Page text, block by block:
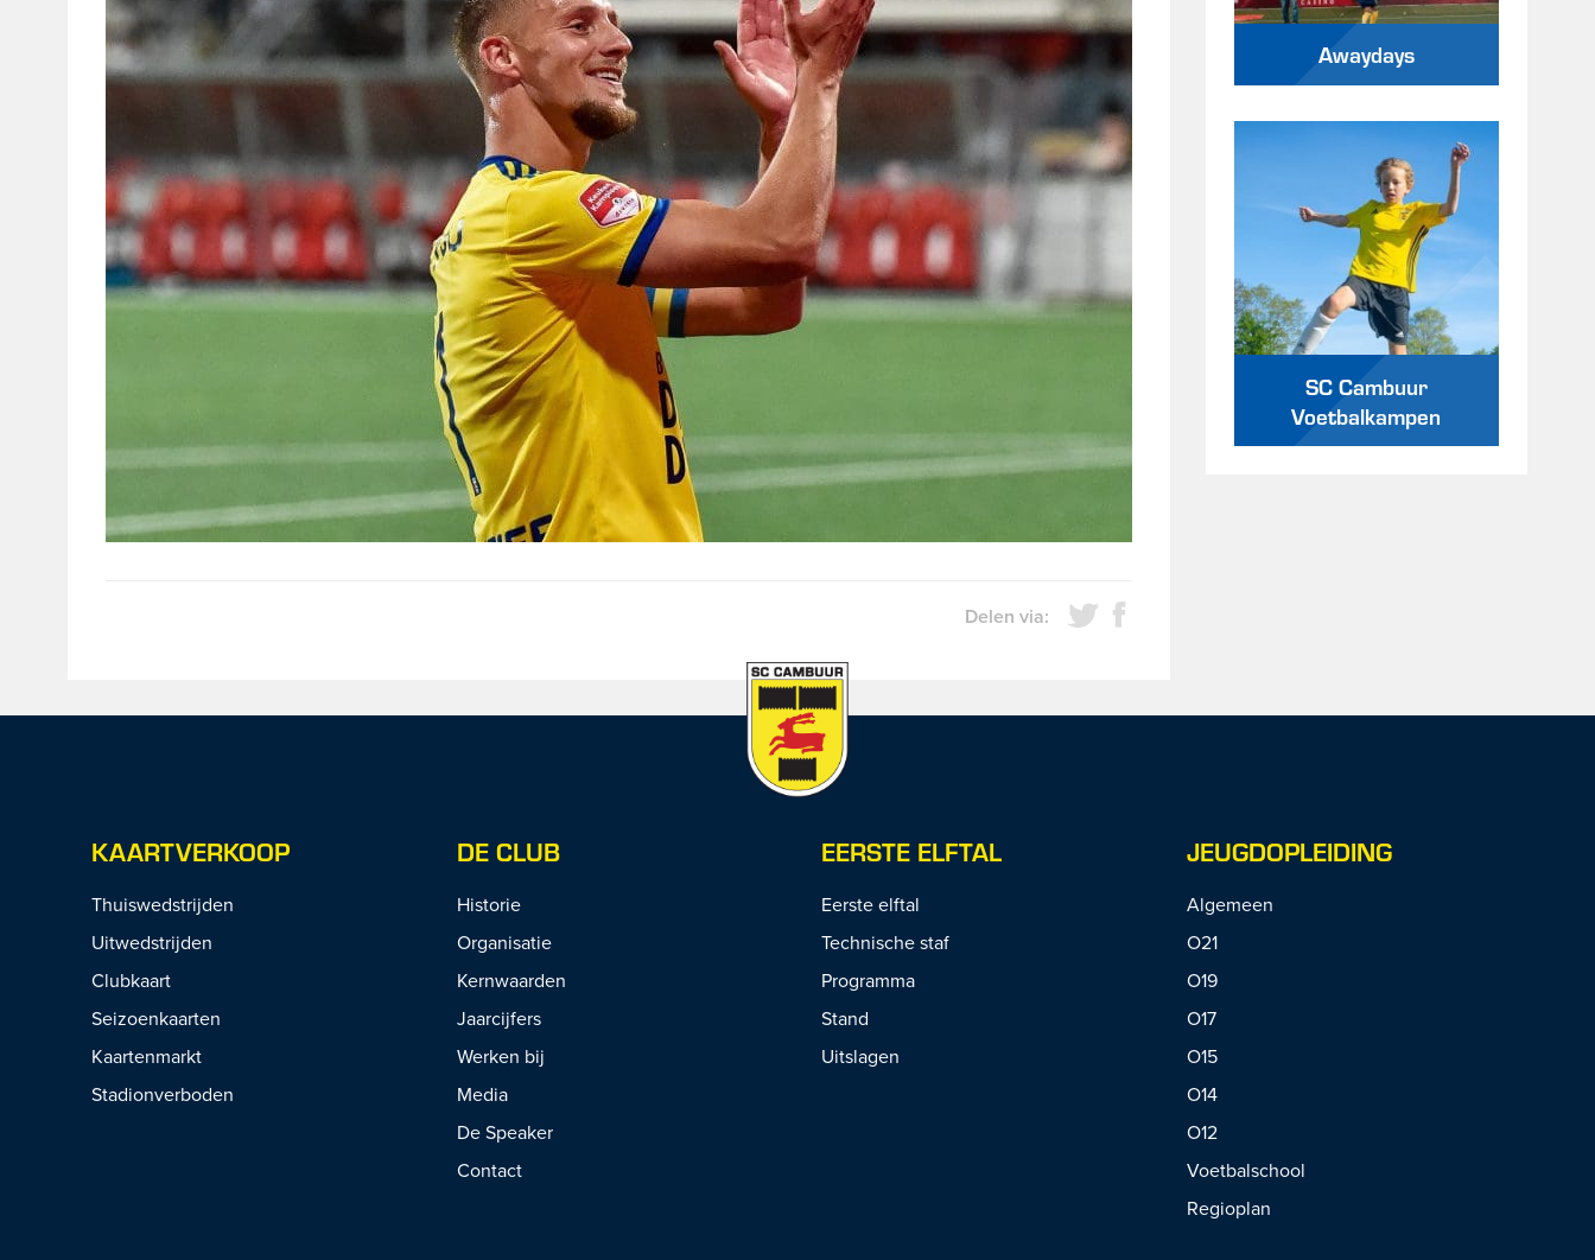
Delen via:
Awaydays
SC Cambuur
Voetbalkampen
KAARTVERKOOP
Thuiswedstrijden
Uitwedstrijden
Clubkaart
Seizoenkaarten
Kaartenmarkt
Stadionverboden
DE CLUB
Historie
Organisatie
Kernwaarden
Jaarcijfers
Werken bij
Media
De Speaker
Contact
EERSTE ELFTAL
Eerste elftal
Technische staf
Programma
Stand
Uitslagen
JEUGDOPLEIDING
Algemeen
O21
O19
O17
O15
O14
O12
Voetbalschool
Regioplan